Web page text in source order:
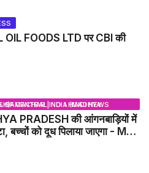
OIL FOODS LTD पर CBI की
(MADHYA PRADESH)
PRADESH की आंगनबाड़ियों में
बच्चों को दूध पिलाया जाएगा - MP